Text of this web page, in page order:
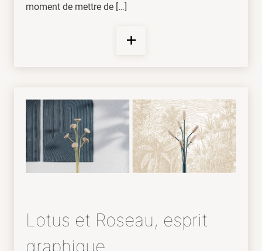
moment de mettre de […]
Lotus et Roseau, esprit
graphique